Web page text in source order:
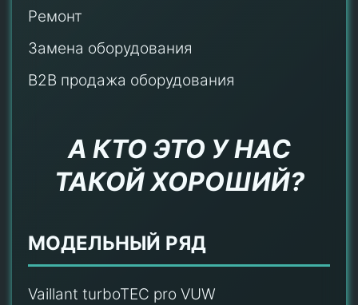
Ремонт
Замена оборудования
B2B продажа оборудования
А КТО ЭТО У НАС
ТАКОЙ ХОРОШИЙ?
МОДЕЛЬНЫЙ РЯД
Vaillant turboTEC pro VUW